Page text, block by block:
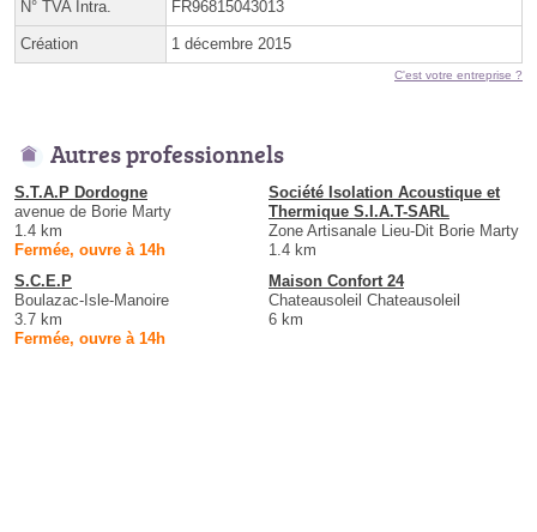
N° TVA Intra. FR96815043013
Création 1 décembre 2015
C'est votre entreprise ?
Autres professionnels
S.T.A.P Dordogne
avenue de Borie Marty
1.4 km
Fermée, ouvre à 14h
Société Isolation Acoustique et
Thermique S.I.A.T-SARL
Zone Artisanale Lieu-Dit Borie Marty
1.4 km
S.C.E.P
Boulazac-Isle-Manoire
3.7 km
Fermée, ouvre à 14h
Maison Confort 24
Chateausoleil Chateausoleil
6 km